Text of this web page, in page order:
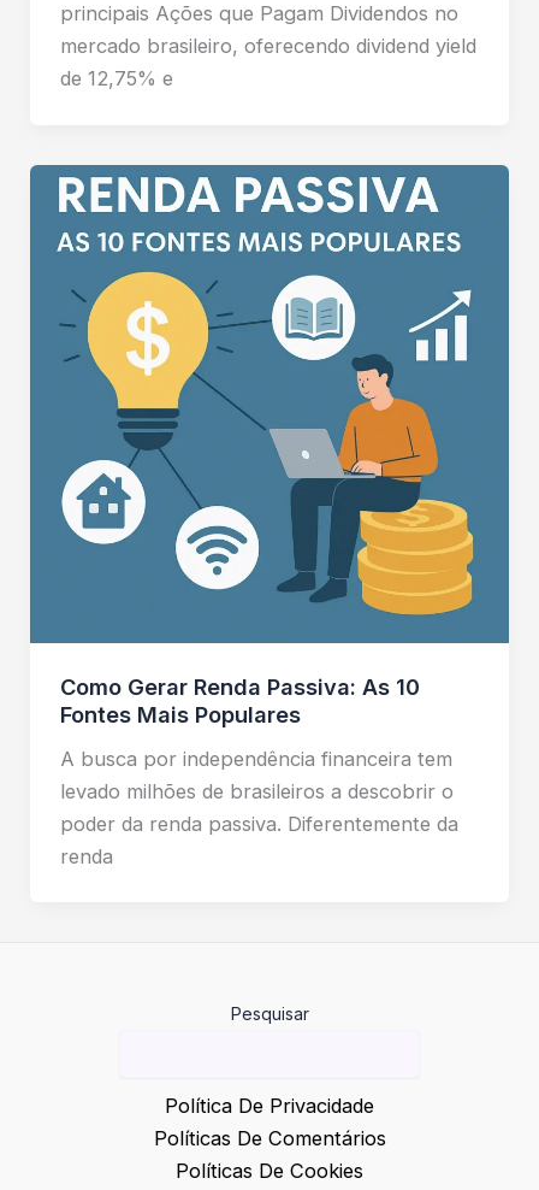
principais Ações que Pagam Dividendos no
mercado brasileiro, oferecendo dividend yield
de 12,75% e
Como Gerar Renda Passiva: As 10
Fontes Mais Populares
A busca por independência financeira tem
levado milhões de brasileiros a descobrir o
poder da renda passiva. Diferentemente da
renda
Pesquisar
Política De Privacidade
Políticas De Comentários
Políticas De Cookies